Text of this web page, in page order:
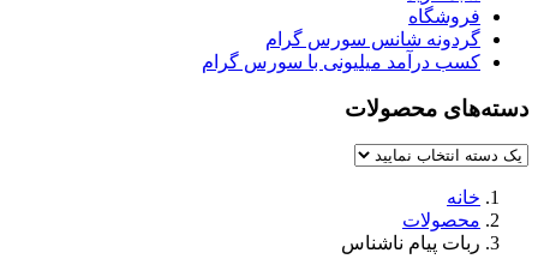
فروشگاه
گردونه شانس سورس گرام
کسب درآمد میلیونی با سورس گرام
دسته‌های محصولات
خانه
محصولات
ربات پیام ناشناس